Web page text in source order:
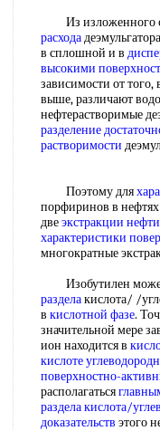
Из изложенного
расхода
в сплошной и в
высокими
зависимости от того,
выше, различают
нефтерастворимые
разделение
растворимости
Поэтому для
порфиринов в
двеэкстракции нефти
характеристики
многократные
Изобутилен может
разделакислота/ /
в кислотной фазе.
значительной мере
ион находится в
кислоте
поверхностно-
располагаться
разделакислота/
доказательств этого